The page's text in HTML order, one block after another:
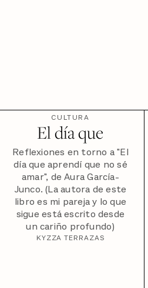
CULTURA
El día que
Reflexiones en torno a "El
día que aprendí que no sé
amar", de Aura García-
Junco. (La autora de este
libro es mi pareja y lo que
sigue está escrito desde
un cariño profundo)
KYZZA TERRAZAS